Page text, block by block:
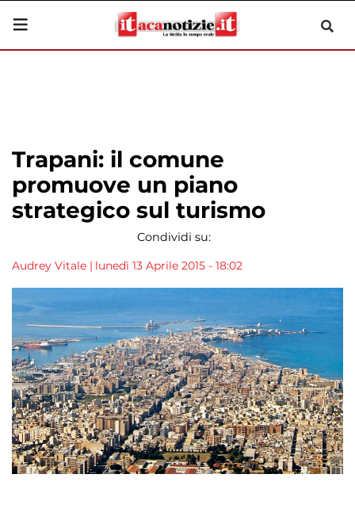
Trapani: il comune
promuove un piano
strategico sul turismo
Condividi su:
Audrey Vitale | lunedì 13 Aprile 2015 - 18:02